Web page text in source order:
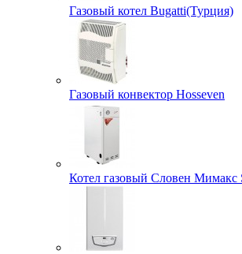
Газовый котел Bugatti(Турция)
Газовый конвектор Hosseven
Котел газовый Словен Мимакс